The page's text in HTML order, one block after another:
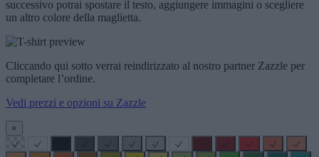
successivo potrai spostare il testo, aggiungere immagini o scegliere
un altro colore della maglietta.
Cliccando qui sotto verrai reindirizzato al nostro partner Zazzle per
completare l’ordine.
Vedi prezzi e opzioni su Zazzle
×